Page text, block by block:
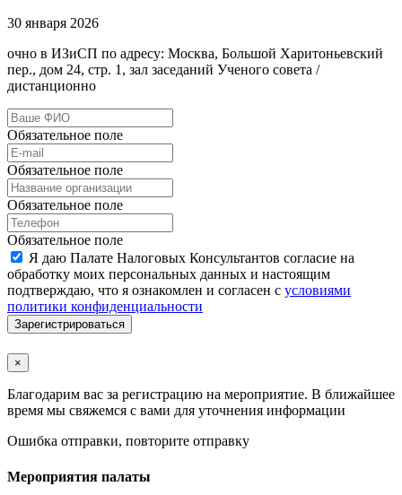
30 января 2026
очно в ИЗиСП по адресу: Москва, Большой Харитоньевский
пер., дом 24, стр. 1, зал заседаний Ученого совета /
дистанционно
Обязательное поле
Обязательное поле
Обязательное поле
Обязательное поле
Я даю Палате Налоговых Консультантов согласие на
обработку моих персональных данных и настоящим
подтверждаю, что я ознакомлен и согласен с условиями
политики конфиденциальности
Зарегистрироваться
×
Благодарим вас за регистрацию на мероприятие. В ближайшее
время мы свяжемся с вами для уточнения информации
Ошибка отправки, повторите отправку
Мероприятия палаты